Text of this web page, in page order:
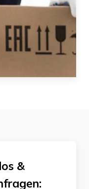
&